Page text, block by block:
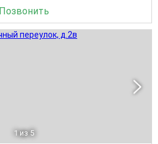
Позвонить
1 из 5